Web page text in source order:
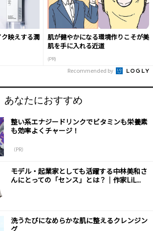
映えする潤
肌が健やかになる環境作りこそが美
肌を手に入れる近道
(PR)
Recommended by
あなたにおすすめ
整い系エナジードリンクでビタミンも栄養素
も効率よくチャージ！
（PR）
モデル・起業家としても活躍する中林美和さ
んにとっての「センス」とは？｜作家LiL...
洗うたびになめらかな肌に整えるクレンジン